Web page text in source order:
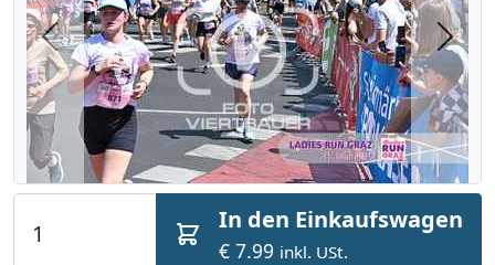
Previous Next
In den Einkaufswagen
€ 7.99 inkl. USt.